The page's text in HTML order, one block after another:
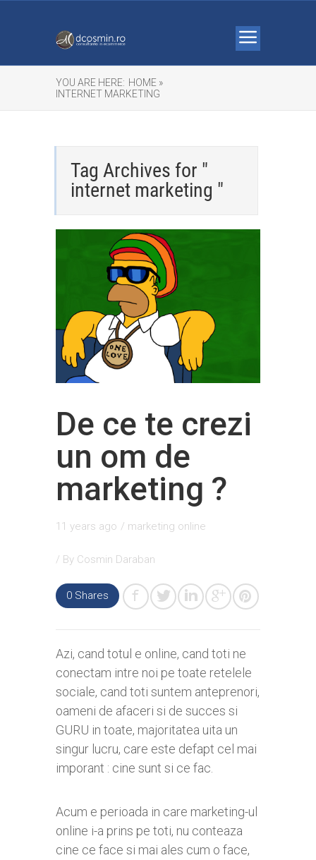
YOU ARE HERE: HOME »
INTERNET MARKETING
Tag Archives for "
internet marketing "
De ce te crezi
un om de
marketing ?
11 years ago / marketing online
/ By Cosmin Daraban
0 Shares
Azi, cand totul e online, cand toti ne
conectam intre noi pe toate retelele
sociale, cand toti suntem anteprenori,
oameni de afaceri si de succes si
GURU in toate, majoritatea uita un
singur lucru, care este defapt cel mai
imporant : cine sunt si ce fac.
Acum e perioada in care marketing-ul
online i-a prins pe toti, nu conteaza
cine ce face si mai ales cum o face,